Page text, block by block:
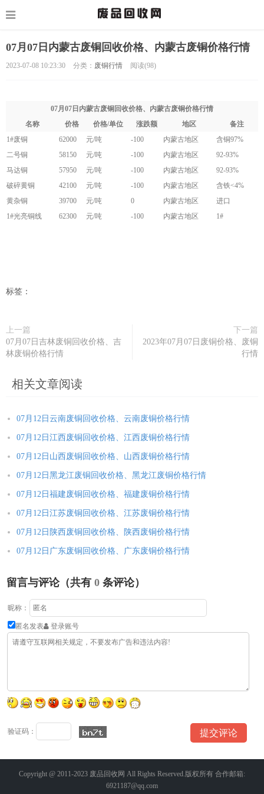
07月07日内蒙古废铜回收价格、内蒙古废铜价格行情
2023-07-08 10:23:30 分类： 废铜行情 阅读(98)
07月07日内蒙古废铜回收价格、内蒙古废铜价格行情
名称
价格 价格/单位 涨跌额 地区
备注
1#废铜
62000 元/吨 -100 内蒙古地区
含铜97%
二号铜
58150 元/吨 -100 内蒙古地区
92-93%
马达铜
57950 元/吨 -100 内蒙古地区
92-93%
破碎黄铜
42100 元/吨 -100 内蒙古地区
含铁<4%
黄杂铜
39700 元/吨 0 内蒙古地区
进口
1#光亮铜线
62300 元/吨 -100 内蒙古地区 1#
标签：
上一篇
07月07日吉林废铜回收价格、吉
林废铜价格行情
下一篇
2023年07月07日废铜价格、废铜
行情
相关文章阅读
07月12日云南废铜回收价格、云南废铜价格行情
07月12日江西废铜回收价格、江西废铜价格行情
07月12日山西废铜回收价格、山西废铜价格行情
07月12日黑龙江废铜回收价格、黑龙江废铜价格行情
07月12日福建废铜回收价格、福建废铜价格行情
07月12日江苏废铜回收价格、江苏废铜价格行情
07月12日陕西废铜回收价格、陕西废铜价格行情
07月12日广东废铜回收价格、广东废铜价格行情
留言与评论（共有 0 条评论）
昵称：
匿名发表 登录账号
验证码：
Copyright @ 2011-2023 废品回收网 All Rights Reserved.版权所有 合作邮箱:
6921187@qq.com